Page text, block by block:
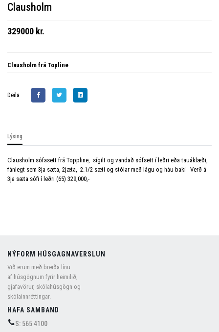
Clausholm
329000 kr.
Clausholm frá Topline
Deila
Lýsing
Clausholm sófasett frá Toppline, sígilt og vandað sófsett í leðri eða tauáklæði,
fánlegt sem 3ja sæta, 2jæta, 2.1/2 sæti og stólar með lágu og háu baki Verð á
3ja sæta sófi í leðri (65) 329,000,-
NÝFORM HÚSGAGNAVERSLUN
Við erum með breiða línu
af húsgögnum fyrir heimilið,
gjafavörur, skólahúsgögn og
skólainnréttingar.
HAFA SAMBAND
S: 565 4100